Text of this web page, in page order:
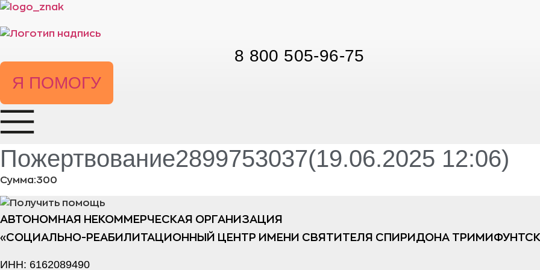
Перейти
содержимому
8 800 505-96-75
Я ПОМОГУ
Пожертвование2899753037(19.06.2025 12:06)
Сумма:300
АВТОНОМНАЯ НЕКОММЕРЧЕСКАЯ ОРГАНИЗАЦИЯ
«СОЦИАЛЬНО-РЕАБИЛИТАЦИОННЫЙ ЦЕНТР ИМЕНИ СВЯТИТЕЛЯ СПИРИДОНА
ИНН: 6162089490